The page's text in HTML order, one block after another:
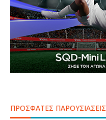
ΠΡΟΣΦΑΤΕΣ ΠΑΡΟΥΣΙΑΣΕΙΣ